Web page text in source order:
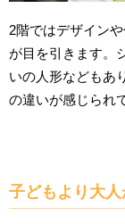
2階ではデザイン
が目を引きます。
いの人形などもあ
の違いが感じられ
子どもより大